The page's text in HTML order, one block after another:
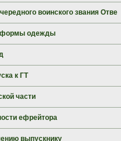
воинского звания Отве
формы одежды
к ГТ
части
ефрейтора
выпускнику